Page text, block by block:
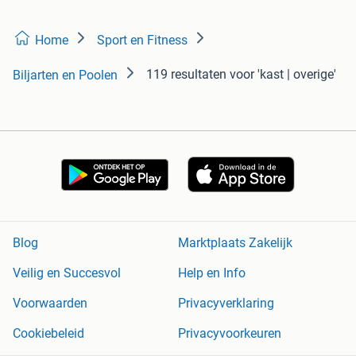
Home Sport en Fitness
Biljarten en Poolen 119 resultaten voor 'kast | overige'
Blog
Marktplaats Zakelijk
Veilig en Succesvol
Help en Info
Voorwaarden
Privacyverklaring
Cookiebeleid
Privacyvoorkeuren